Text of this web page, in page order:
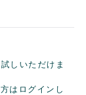
しいただけま
はログインし